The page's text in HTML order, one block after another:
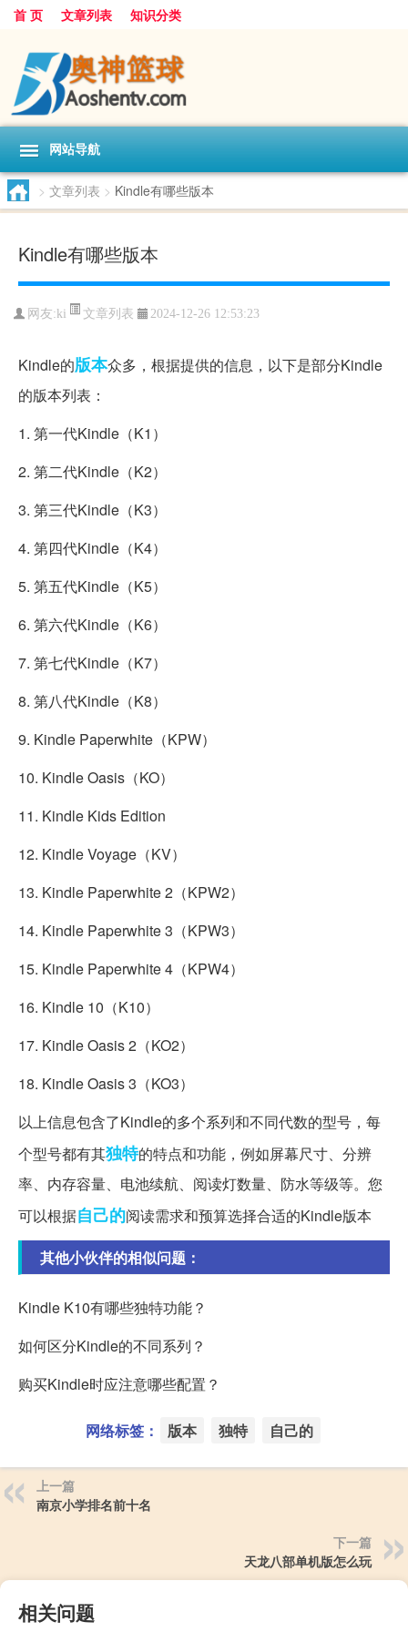
首 页 文章列表 知识分类
网站导航
> 文章列表 > Kindle有哪些版本
Kindle有哪些版本
网友:ki 文章列表 2024-12-26 12:53:23
Kindle的版本众多，根据提供的信息，以下是部分Kindle
的版本列表：
1. 第一代Kindle（K1）
2. 第二代Kindle（K2）
3. 第三代Kindle（K3）
4. 第四代Kindle（K4）
5. 第五代Kindle（K5）
6. 第六代Kindle（K6）
7. 第七代Kindle（K7）
8. 第八代Kindle（K8）
9. Kindle Paperwhite（KPW）
10. Kindle Oasis（KO）
11. Kindle Kids Edition
12. Kindle Voyage（KV）
13. Kindle Paperwhite 2（KPW2）
14. Kindle Paperwhite 3（KPW3）
15. Kindle Paperwhite 4（KPW4）
16. Kindle 10（K10）
17. Kindle Oasis 2（KO2）
18. Kindle Oasis 3（KO3）
以上信息包含了Kindle的多个系列和不同代数的型号，每
个型号都有其独特的特点和功能，例如屏幕尺寸、分辨
率、内存容量、电池续航、阅读灯数量、防水等级等。您
可以根据自己的阅读需求和预算选择合适的Kindle版本
其他小伙伴的相似问题：
Kindle K10有哪些独特功能？
如何区分Kindle的不同系列？
购买Kindle时应注意哪些配置？
网络标签： 版本 独特 自己的
上一篇
南京小学排名前十名
下一篇
天龙八部单机版怎么玩
相关问题